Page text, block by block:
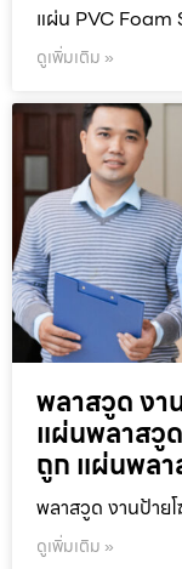
แผ่น PVC Foam
ดูเพิ่มเติม »
พลาสวูด งา
แผ่นพลาสวู
ถูก แผ่นพล
พลาสวูด งานป้าย
ดูเพิ่มเติม »